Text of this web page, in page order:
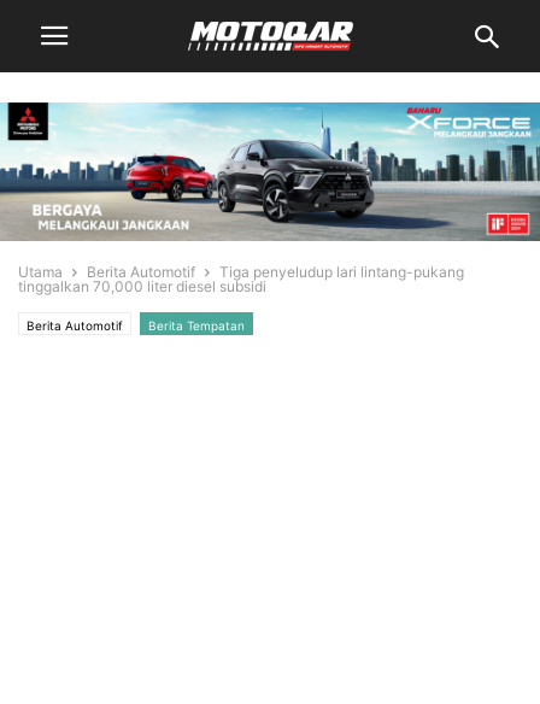
Utama Berita Automotif
Tiga penyeludup lari lintang-pukang
tinggalkan 70,000 liter diesel subsidi
Berita Automotif Berita Tempatan